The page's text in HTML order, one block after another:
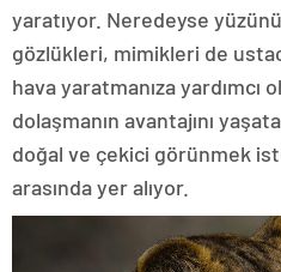
yaratıyor. Neredeyse
gözlükleri, mimikleri de
hava yaratmanıza yardımcı
dolaşmanın avantajını
doğal ve çekici görünmek
arasında yer alıyor.